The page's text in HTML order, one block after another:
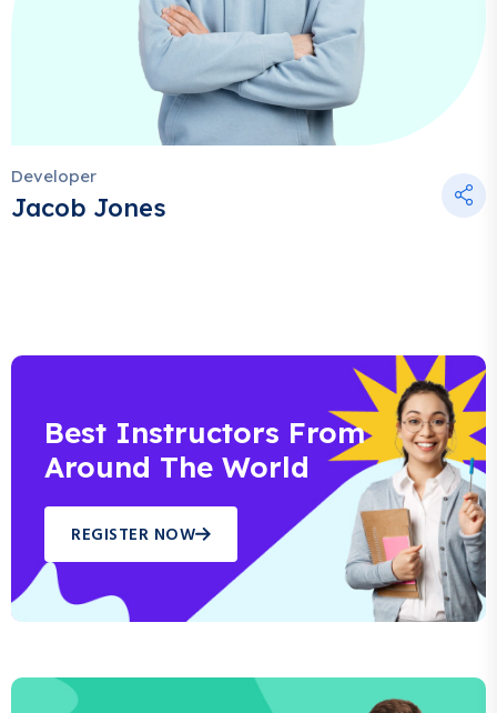
Developer
Jacob Jones
Best Instructors From
Around The World
REGISTER NOW